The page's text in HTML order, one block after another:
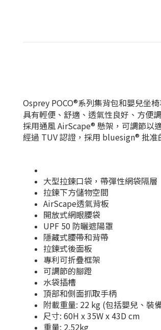
Osprey POCO®系列集背包和嬰兒坐椅
具有輕便、舒適、透氣性良好、方便
採用通風 AirScape® 懸架，可調節以
經過 TUV 認證，採用 bluesign® 批准
大型拉鍊口袋，帶彈性網袋隔層
拉鍊下方儲物空間
AirScape透氣背板
開放式網眼腰袋
UPF 50 防曬遮陽罩
隱藏式腰帶和背帶
拉鍊式後面板
專利可折疊框架
可調節的腳蹬
水袋插槽
頂部和側面抓取手柄
附載重量: 22 kg (包括嬰兒、裝
尺寸: 60H x 35W x 43D cm
重量: 2.52kg